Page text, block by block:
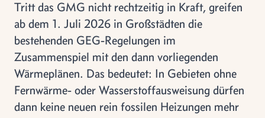
Tritt das GMG nicht rechtzeitig in Kraft, greifen
ab dem 1. Juli 2026 in Großstädten die
bestehenden GEG-Regelungen im
Zusammenspiel mit den dann vorliegenden
Wärmeplänen. Das bedeutet: In Gebieten ohne
Fernwärme- oder Wasserstoffausweisung dürfen
dann keine neuen rein fossilen Heizungen mehr